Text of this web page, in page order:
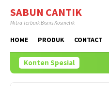
SABUN CANTIK
Mitra Terbaik Bisnis Kosmetik
HOME PRODUK CONTACT
Konten Spesial